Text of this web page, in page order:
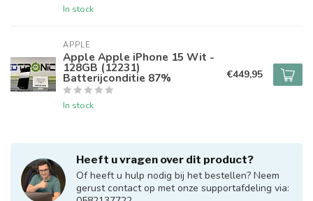
In stock
APPLE
Apple Apple iPhone 15 Wit -
128GB (12231)
Batterijconditie 87%
In stock
€449,95
Heeft u vragen over dit product?
Of heeft u hulp nodig bij het bestellen? Neem
gerust contact op met onze supportafdeling via: